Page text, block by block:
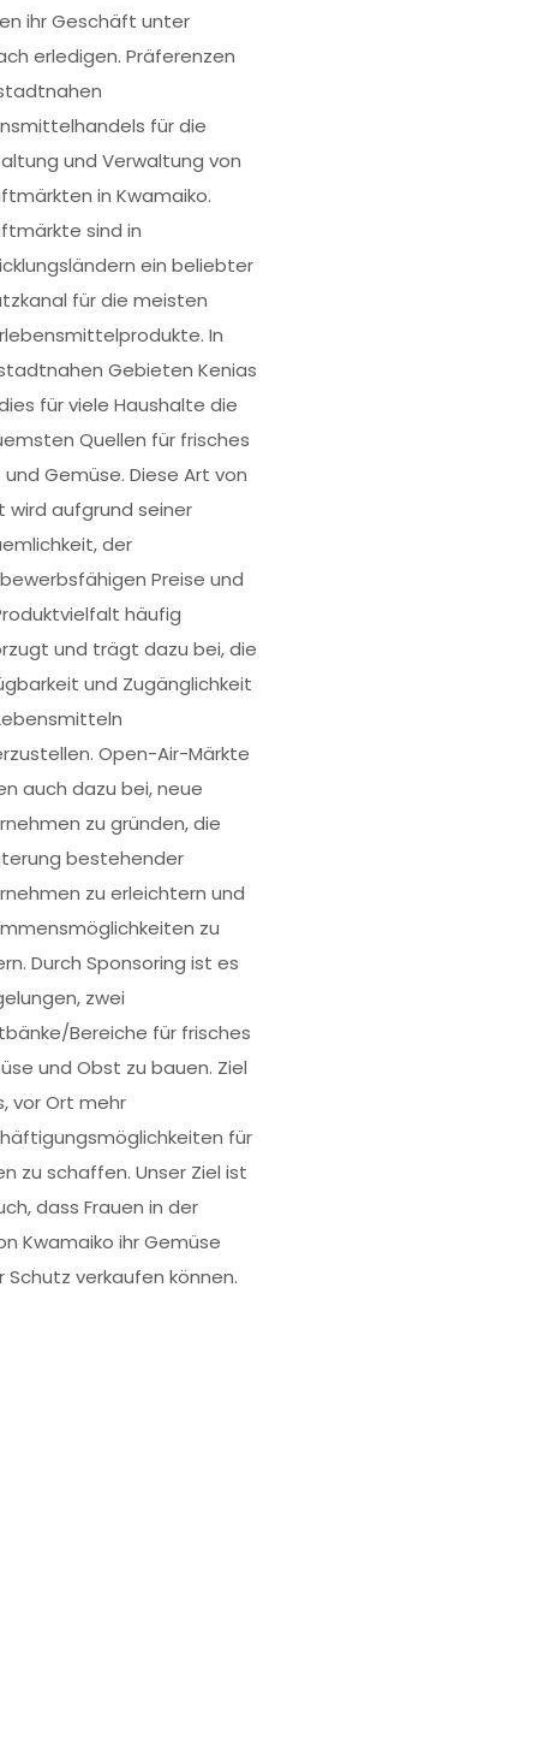
ihr Geschäft unter
erledigen. Präferenzen
für die
und Verwaltung von
in Kwamaiko.
sind in
ein beliebter
für die meisten
In
Gebieten Kenias
für viele Haushalte die
Quellen für frisches
Gemüse. Diese Art von
wird aufgrund seiner
der
Preise und
häufig
und trägt dazu bei, die
und Zugänglichkeit
Open-Air-Märkte
auch dazu bei, neue
zu gründen, die
bestehender
zu erleichtern und
zu
Durch Sponsoring ist es
zwei
Bereiche für frisches
und Obst zu bauen. Ziel
vor Ort mehr
für
zu schaffen. Unser Ziel ist
dass Frauen in der
Kwamaiko ihr Gemüse
Schutz verkaufen können.